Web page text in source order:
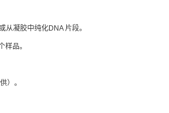
凝胶中纯化DNA 片段。
品。
）。